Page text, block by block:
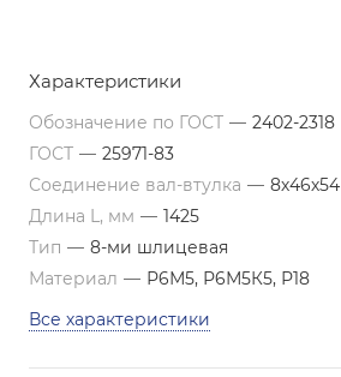
Характеристики
Обозначение по ГОСТ — 2402-2318
ГОСТ — 25971-83
Соединение вал-втулка — 8х46х54
Длина L, мм — 1425
Тип — 8-ми шлицевая
Материал — Р6М5, Р6М5К5, Р18
Все характеристики